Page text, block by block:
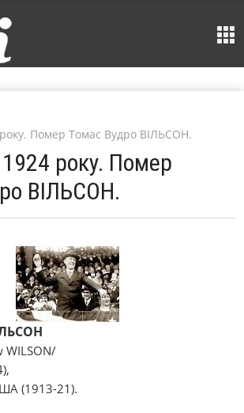
Помер Томас Вудро ВІЛЬСОН.
року. Помер
ВІЛЬСОН.
WILSON/
(1913-21).